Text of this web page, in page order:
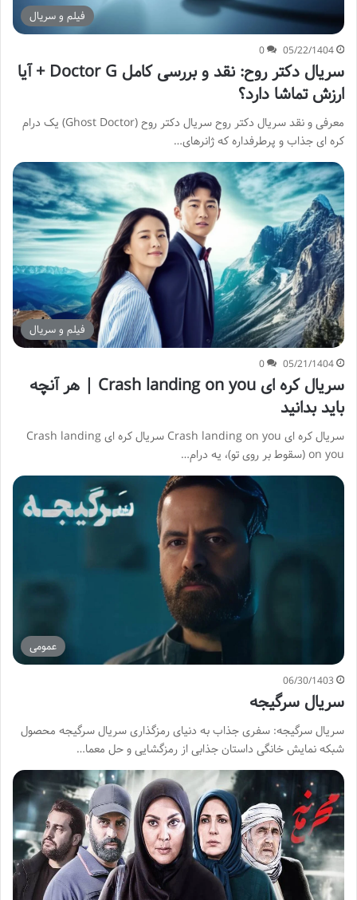
فیلم و سریال
05/22/1404
0
سریال دکتر روح: نقد و بررسی کامل Doctor G + آیا
ارزش تماشا دارد؟
معرفی و نقد سریال دکتر روح سریال دکتر روح (Ghost Doctor) یک درام
کره ای جذاب و پرطرفداره که ژانرهای…
فیلم و سریال
05/21/1404
0
سریال کره ای Crash landing on you | هر آنچه
باید بدانید
سریال کره ای Crash landing on you سریال کره ای Crash landing
on you (سقوط بر روی تو)، یه درام…
عمومی
06/30/1403
سریال سرگیجه
سریال سرگیجه: سفری جذاب به دنیای رمزگذاری سریال سرگیجه محصول
شبکه نمایش خانگی داستان جذابی از رمزگشایی و حل معما…